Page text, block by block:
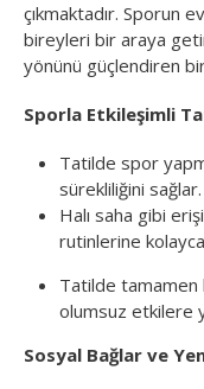
çıkmaktadır. Sporun
bireyleri bir araya
yönünü güçlendiren
Sporla Etkileşimli
Tatilde spor
sürekliliğini sağlar.
Halı saha gibi
rutinlerine
Tatilde tamamen
olumsuz etkilere
Sosyal Bağlar ve